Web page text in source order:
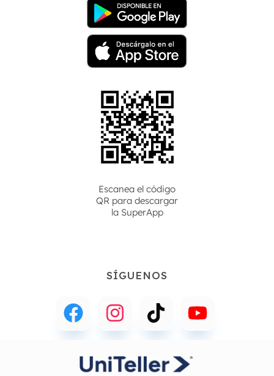
Escanea el código
QR para descargar
la SuperApp
SÍGUENOS